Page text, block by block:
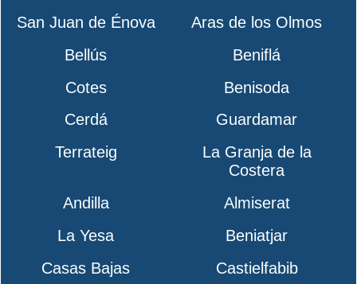
San Juan de Énova
Aras de los Olmos
Bellús
Beniflá
Cotes
Benisoda
Cerdá
Guardamar
Terrateig
La Granja de la
Costera
Andilla
Almiserat
La Yesa
Beniatjar
Casas Bajas
Castielfabib